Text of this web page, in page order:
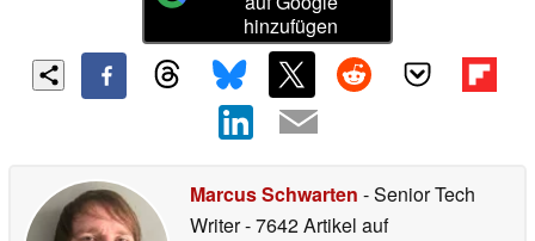
hinzufügen
Marcus Schwarten - Senior Tech
Writer- 7642 Artikel auf